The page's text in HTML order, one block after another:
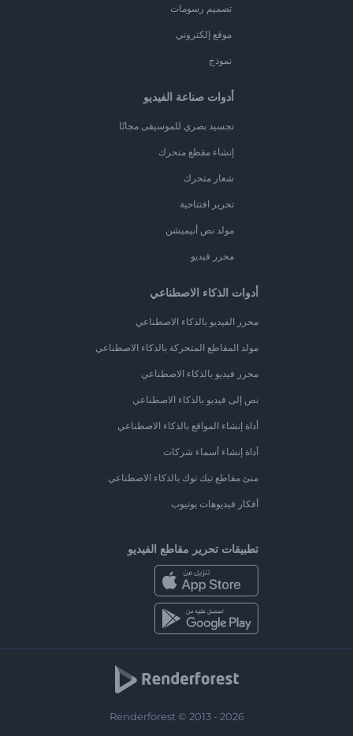
تصميم رسومات
موقع إلكتروني
نموذج
أدوات صناعة الفيديو
تجسيد بصري للموسيقى مجانًا
إنشاء مقطع متحرك
شعار متحرك
تحرير افتتاحية
مولد نص أنيميشن
محرر فيديو
أدوات الذكاء الاصطناعي
محرر الفيديو بالذكاء الاصطناعي
مولد المقاطع المتحركة بالذكاء الاصطناعي
محرر فيديو بالذكاء الاصطناعي
نص إلى فيديو بالذكاء الاصطناعي
أداة إنشاء المواقع بالذكاء الاصطناعي
أداة إنشاء أسماء شركات
منئ مقاطع تيك توك بالذكاء الاصطناعي
أفكار فيديوهات يوتيوب
تطبيقات تحرير مقاطع الفيديو
Renderforest © 2013 - 2026